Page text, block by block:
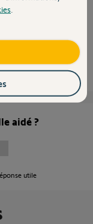
aidé ?
utile